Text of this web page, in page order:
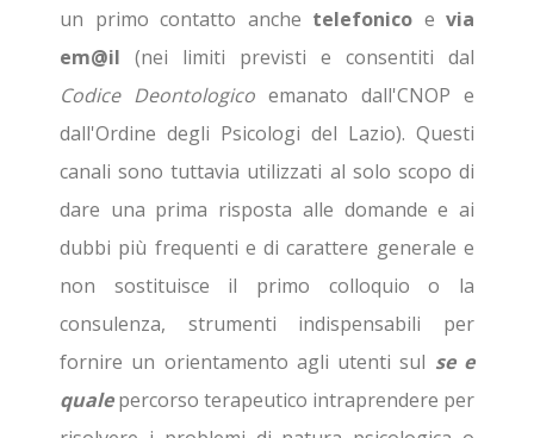
un primo contatto anche telefonico e via
em@il (nei limiti previsti e consentiti dal
Codice Deontologico emanato dall'CNOP e
dall'Ordine degli Psicologi del Lazio). Questi
canali sono tuttavia utilizzati al solo scopo di
dare una prima risposta alle domande e ai
dubbi più frequenti e di carattere generale e
non sostituisce il primo colloquio o la
consulenza, strumenti indispensabili per
fornire un orientamento agli utenti sul se e
qualepercorso terapeutico intraprendere per